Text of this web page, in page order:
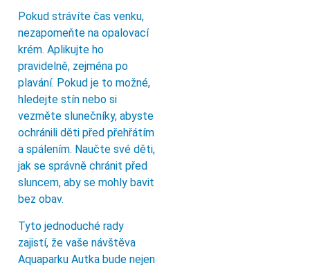
Pokud strávíte čas venku,
nezapomeňte na opalovací
krém. Aplikujte ho
pravidelně, zejména po
plavání. Pokud je to možné,
hledejte stín nebo si
vezměte slunečníky, abyste
ochránili děti před přehřátím
a spálením. Naučte své děti,
jak se správně chránit před
sluncem, aby se mohly bavit
bez obav.
Tyto jednoduché rady
zajistí, že vaše návštěva
Aquaparku Autka bude nejen